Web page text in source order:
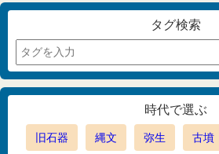
タグ検索
時代で選ぶ
旧石器 縄文 弥生 古墳